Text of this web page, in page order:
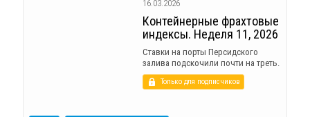
16.03.2026
Контейнерные фрахтовые
индексы. Неделя 11, 2026
Ставки на порты Персидского
залива подскочили почти на треть.
Только для подписчиков